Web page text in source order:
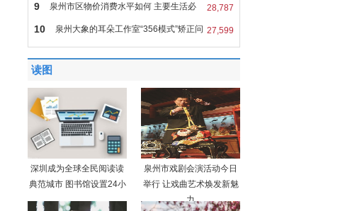
28,787
9 泉州市区物价消费水平如何 主要生活必
27,599
10 泉州大象的耳朵工作室“356模式”矫正问
读图
深圳成为全球全民阅读读
典范城市 图书馆设置24小
泉州市戏剧会演活动今日
举行 让戏曲艺术焕发新魅
力